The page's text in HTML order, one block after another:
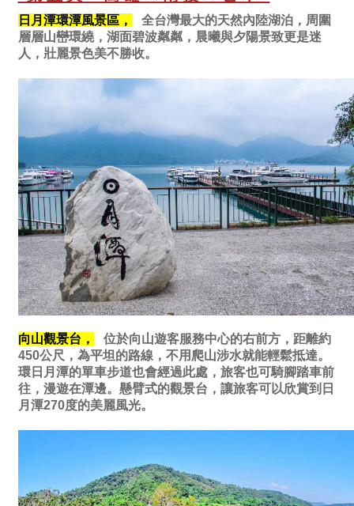
日月潭環潭風景區，
全台灣最大的天然內陸湖泊，周圍
層層山巒環繞，湖面碧波粼粼，晨曦與夕陽景致更是迷
人，壯麗景色美不勝收。
向山觀景台，
位於向山遊客服務中心的右前方，距離約
450公尺，為平坦的路線，不用爬山涉水就能輕鬆抵達。
環日月潭的單車步道也會經過此處，旅客也可騎腳踏車前
往，漫遊在潭邊。懸臂式的觀景台，讓旅客可以欣賞到日
月潭270度的美麗風光。